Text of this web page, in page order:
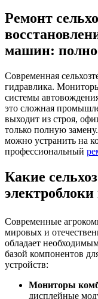
Ремонт
машин:
Современная
гидравлика.
системы
это сложная
выходит из строя,
только полную
можно устранить на
профессиональный
Какие
Современные
мировых и
обладает
базой компонентов
устройств:
Мониторы
дисплейные